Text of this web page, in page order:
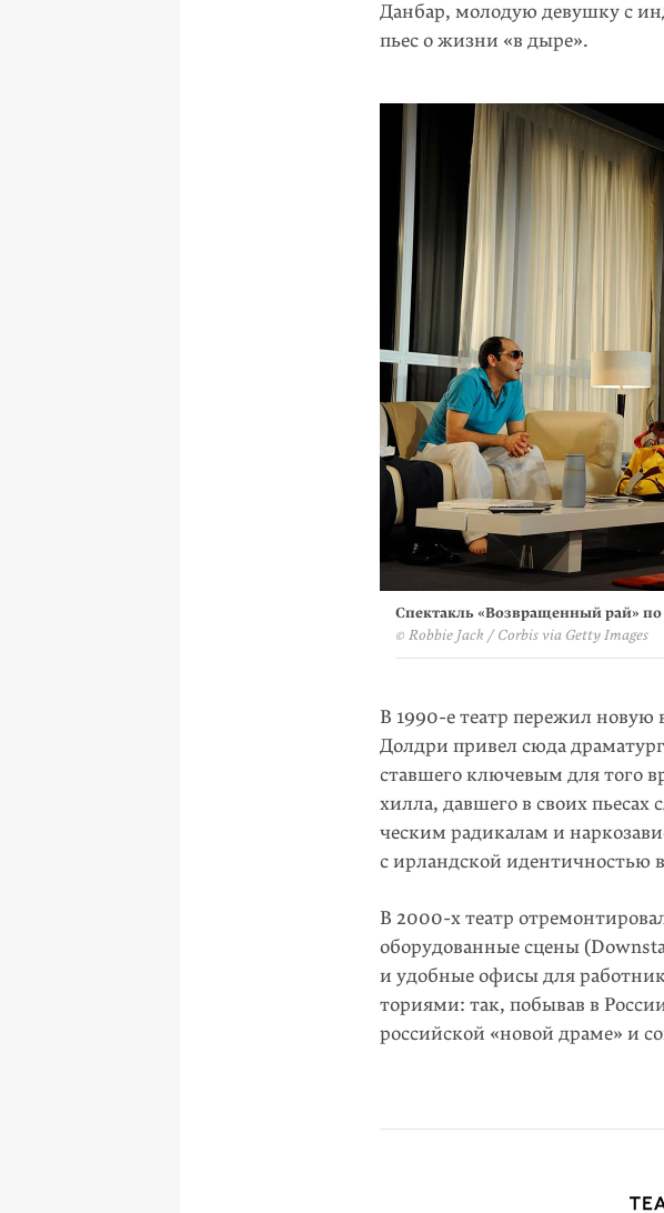
Данбар, молодую девушку с
пьес о жизни «в дыре».
Спектакль «Возвращенный рай­­» по
© Robbie Jack / Corbis via Getty Images
В 1990-е театр пережил
Долдри привел сюда
ставшего ключевым для того
хилла, давшего в своих
ческим радикалам и
с ирландской идентичностью
В 2000-х театр
оборудо­ванные сцены
и удобные офисы для
ториями: так, побывав в
российской «новой драме» и